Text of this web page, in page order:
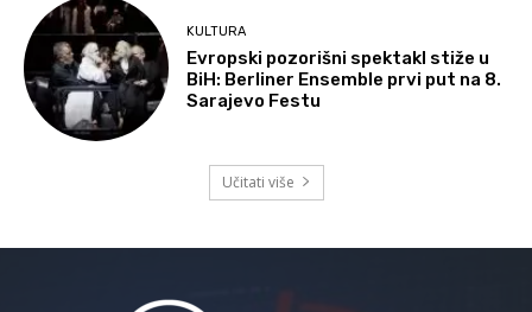
KULTURA
Evropski pozorišni spektakl stiže u
BiH: Berliner Ensemble prvi put na 8.
Sarajevo Festu
Učitati više